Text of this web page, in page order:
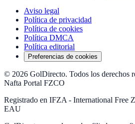
Aviso legal
Política de privacidad
Política de cookies
Política DMCA
Política editorial
Preferencias de cookies
© 2026 GolDirecto. Todos los derechos
Nafta Portal FZCO
Registrado en IFZA - International Free
EAU